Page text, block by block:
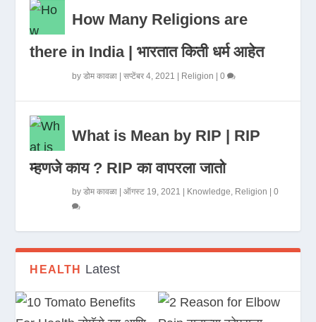
How Many Religions are
there in India | भारतात किती धर्म आहेत
byडोम कावळा |सप्टेंबर 4, 2021 Religion |0
What is Mean by RIP | RIP
म्हणजे काय ? RIP का वापरला जातो
byडोम कावळा |ऑगस्ट 19, 2021 Knowledge, Religion |0
HEALTH Latest